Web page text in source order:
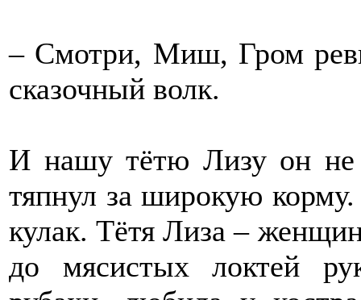
– Смотри, Миш, Гром
сказочный волк.
И нашу тётю Лизу он
тяпнул за широкую
кулак. Тётя Лиза –
до мясистых локтей